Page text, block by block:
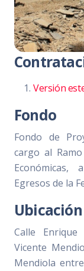
Versión
Fondo
Fondo de
cargo al
Egresos de la
Ubicación
Calle
Vicente
Mendiola